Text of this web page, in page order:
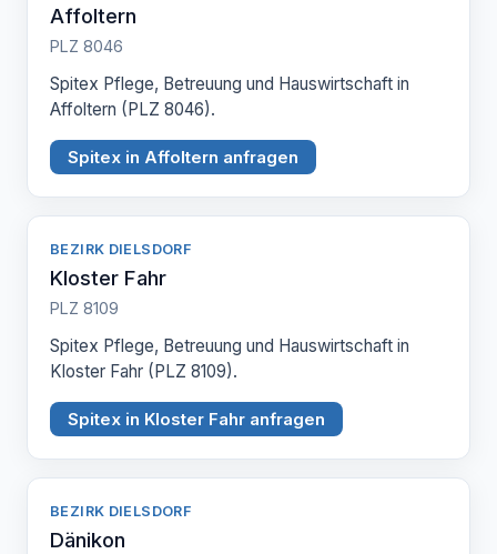
Affoltern
PLZ 8046
Spitex Pflege, Betreuung und Hauswirtschaft in
Affoltern (PLZ 8046).
Spitex in Affoltern anfragen
BEZIRK DIELSDORF
Kloster Fahr
PLZ 8109
Spitex Pflege, Betreuung und Hauswirtschaft in
Kloster Fahr (PLZ 8109).
Spitex in Kloster Fahr anfragen
BEZIRK DIELSDORF
Dänikon